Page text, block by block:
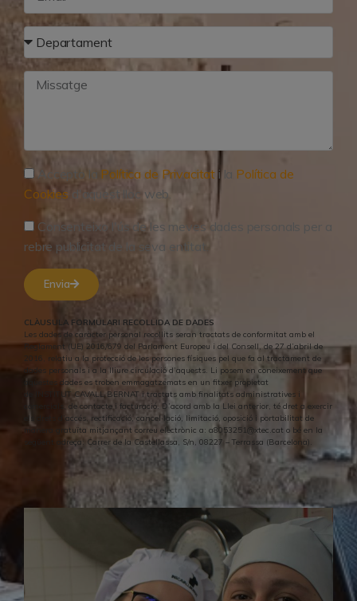
Accepto la Política de Privacitat i la Política de
Cookies d'aquest lloc web.
Consenteixo l'ús de les meves dades personals per a
rebre publicitat de la seva entitat.
Envia
CLÀUSULA FORMULARI RECOLLIDA DE DADES
Les dades de caràcter personal recollits seran tractats de conformitat amb el
Reglament (UE) 2016/679 del Parlament Europeu i del Consell, de 27 d’abril de
2016, relatiu a la protecció de les persones físiques pel que fa al tractament de
dades personals i a la lliure circulació d’aquests. Li posem en coneixement que
aquestes dades es troben emmagatzemats en un fitxer propietat
de INSTITUT CAVALL BERNAT i tractats amb finalitats administratives i
comercials, de contacte i facturació. D’acord amb la Llei anterior, té dret a exercir
els drets d’accés, rectificació, cancel·lació, limitació, oposició i portabilitat de
manera gratuïta mitjançant correu electrònic a: a8053251@xtec.cat o bé en la
següent adreça: Carrer de la Castellassa, S/n, 08227 – Terrassa (Barcelona).